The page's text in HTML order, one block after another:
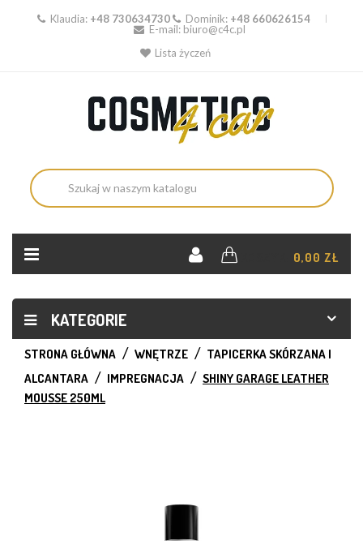
Klaudia: +48 730634730 Dominik: +48 660626154
E-mail: biuro@c4c.pl
Lista życzeń
0,00 ZŁ
KATEGORIE
STRONA GŁÓWNA WNĘTRZE
TAPICERKA SKÓRZANA I
ALCANTARA
IMPREGNACJA
SHINY GARAGE LEATHER
MOUSSE 250ML